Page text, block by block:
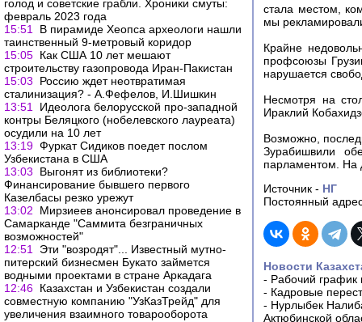
голод и советские грабли. Хроники смуты:
февраль 2023 года
15:51
В пирамиде Хеопса археологи нашли
таинственный 9-метровый коридор
15:05 Как США 10 лет мешают
строительству газопровода Иран-Пакистан
15:03
Россию ждет неотвратимая
сталинизация? - А.Фефелов, И.Шишкин
13:51
Идеолога белорусской про-западной
контры Беляцкого (нобелевского лауреата)
осудили на 10 лет
13:19 Фуркат Сидиков поедет послом
Узбекистана в США
13:03
Выгонят из библиотеки?
Финансирование бывшего первого
Казелбасы резко урежут
13:02
Мирзиеев анонсировал проведение в
Самарканде "Саммита безграничных
возможностей"
12:51
Эти "возродят"... Известный мутно-
питерский бизнесмен Букато займется
водными проектами в стране Аркадага
12:46 Казахстан и Узбекистан создали
совместную компанию "УзКазТрейд" для
увеличения взаимного товарооборота
стала местом,
мы
Крайне
профсоюзы
нарушается
Несмотря на
Ираклий
Возможно,
Зурабишвили
парламентом. На
Источник - НГ
Постоянный
Новости
- Рабочий график
- Кадровые
- Нурлыбек
Актюбинской